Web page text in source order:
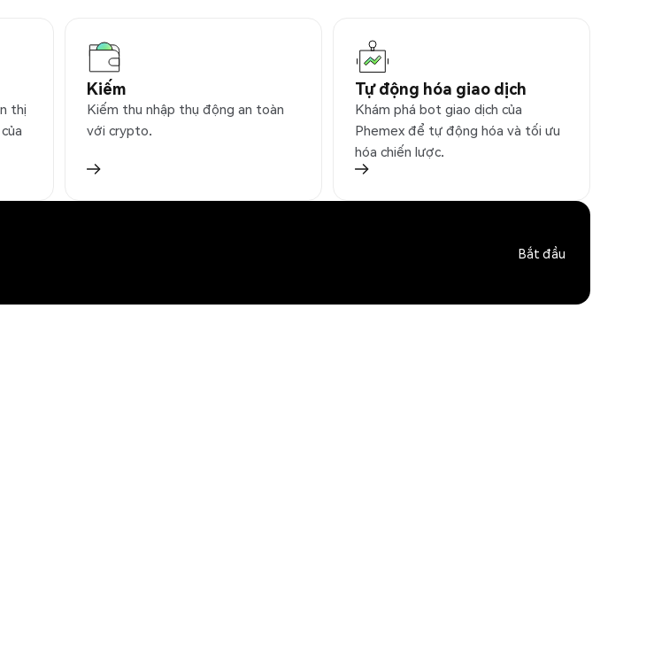
thị
Kiếm
Kiếm thu nhập thụ động an toàn
với crypto.
Tự động hóa giao dịch
Khám phá bot giao dịch của
Phemex để tự động hóa và tối ưu
hóa chiến lược.
Bắt đầu